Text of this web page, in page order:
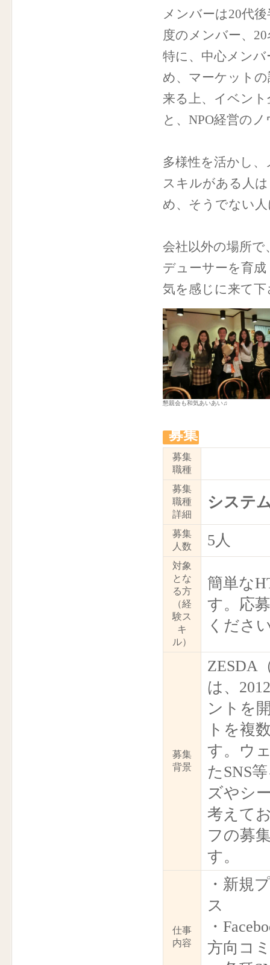
メンバーは20代
度のメンバー、
特に、中心メン
め、マーケット
来る上、イベン
と、NPO経営の
多様性を活かし
スキルがある人
め、そうでない
会社以外の場所
デューサーを育
気を感じに来て下
懇親会も和気あいあい♫
募集
募集
職種
募集
職種
詳細
システ
募集
人数
5人
対象
とな
る方
（経
験ス
キ
ル）
簡単な
す。応
くださ
募集
背景
ZESDA
は、
ントを
トを複
す。ウ
たSNS
ズやシ
考えて
フの募
す。
仕事
内容
・新規
ス
・
方向コ